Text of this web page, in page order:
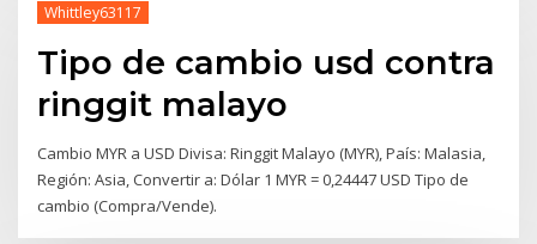
Whittley63117
Tipo de cambio usd contra
ringgit malayo
Cambio MYR a USD Divisa: Ringgit Malayo (MYR), País: Malasia,
Región: Asia, Convertir a: Dólar 1 MYR = 0,24447 USD Tipo de
cambio (Compra/Vende).